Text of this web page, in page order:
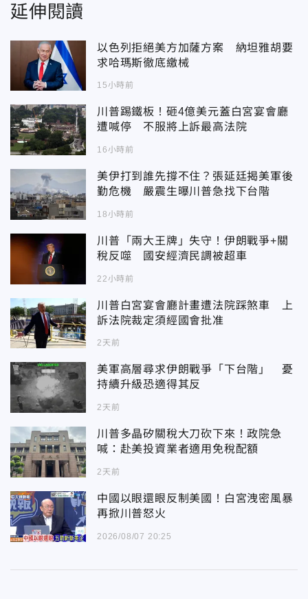
延伸閱讀
以色列拒絕美方加薩方案 納坦雅胡要
求哈瑪斯徹底繳械
15小時前
川普踢鐵板！砸4億美元蓋白宮宴會廳
遭喊停 不服將上訴最高法院
16小時前
美伊打到誰先撐不住？張延廷揭美軍後
勤危機 嚴震生曝川普急找下台階
18小時前
川普「兩大王牌」失守！伊朗戰爭+關
稅反噬 國安經濟民調被超車
22小時前
川普白宮宴會廳計畫遭法院踩煞車 上
訴法院裁定須經國會批准
2天前
美軍高層尋求伊朗戰爭「下台階」 憂
持續升級恐適得其反
2天前
川普多晶矽關稅大刀砍下來！政院急
喊：赴美投資業者適用免稅配額
2天前
中國以眼還眼反制美國！白宮洩密風暴
再掀川普怒火
2026/08/07 20:25